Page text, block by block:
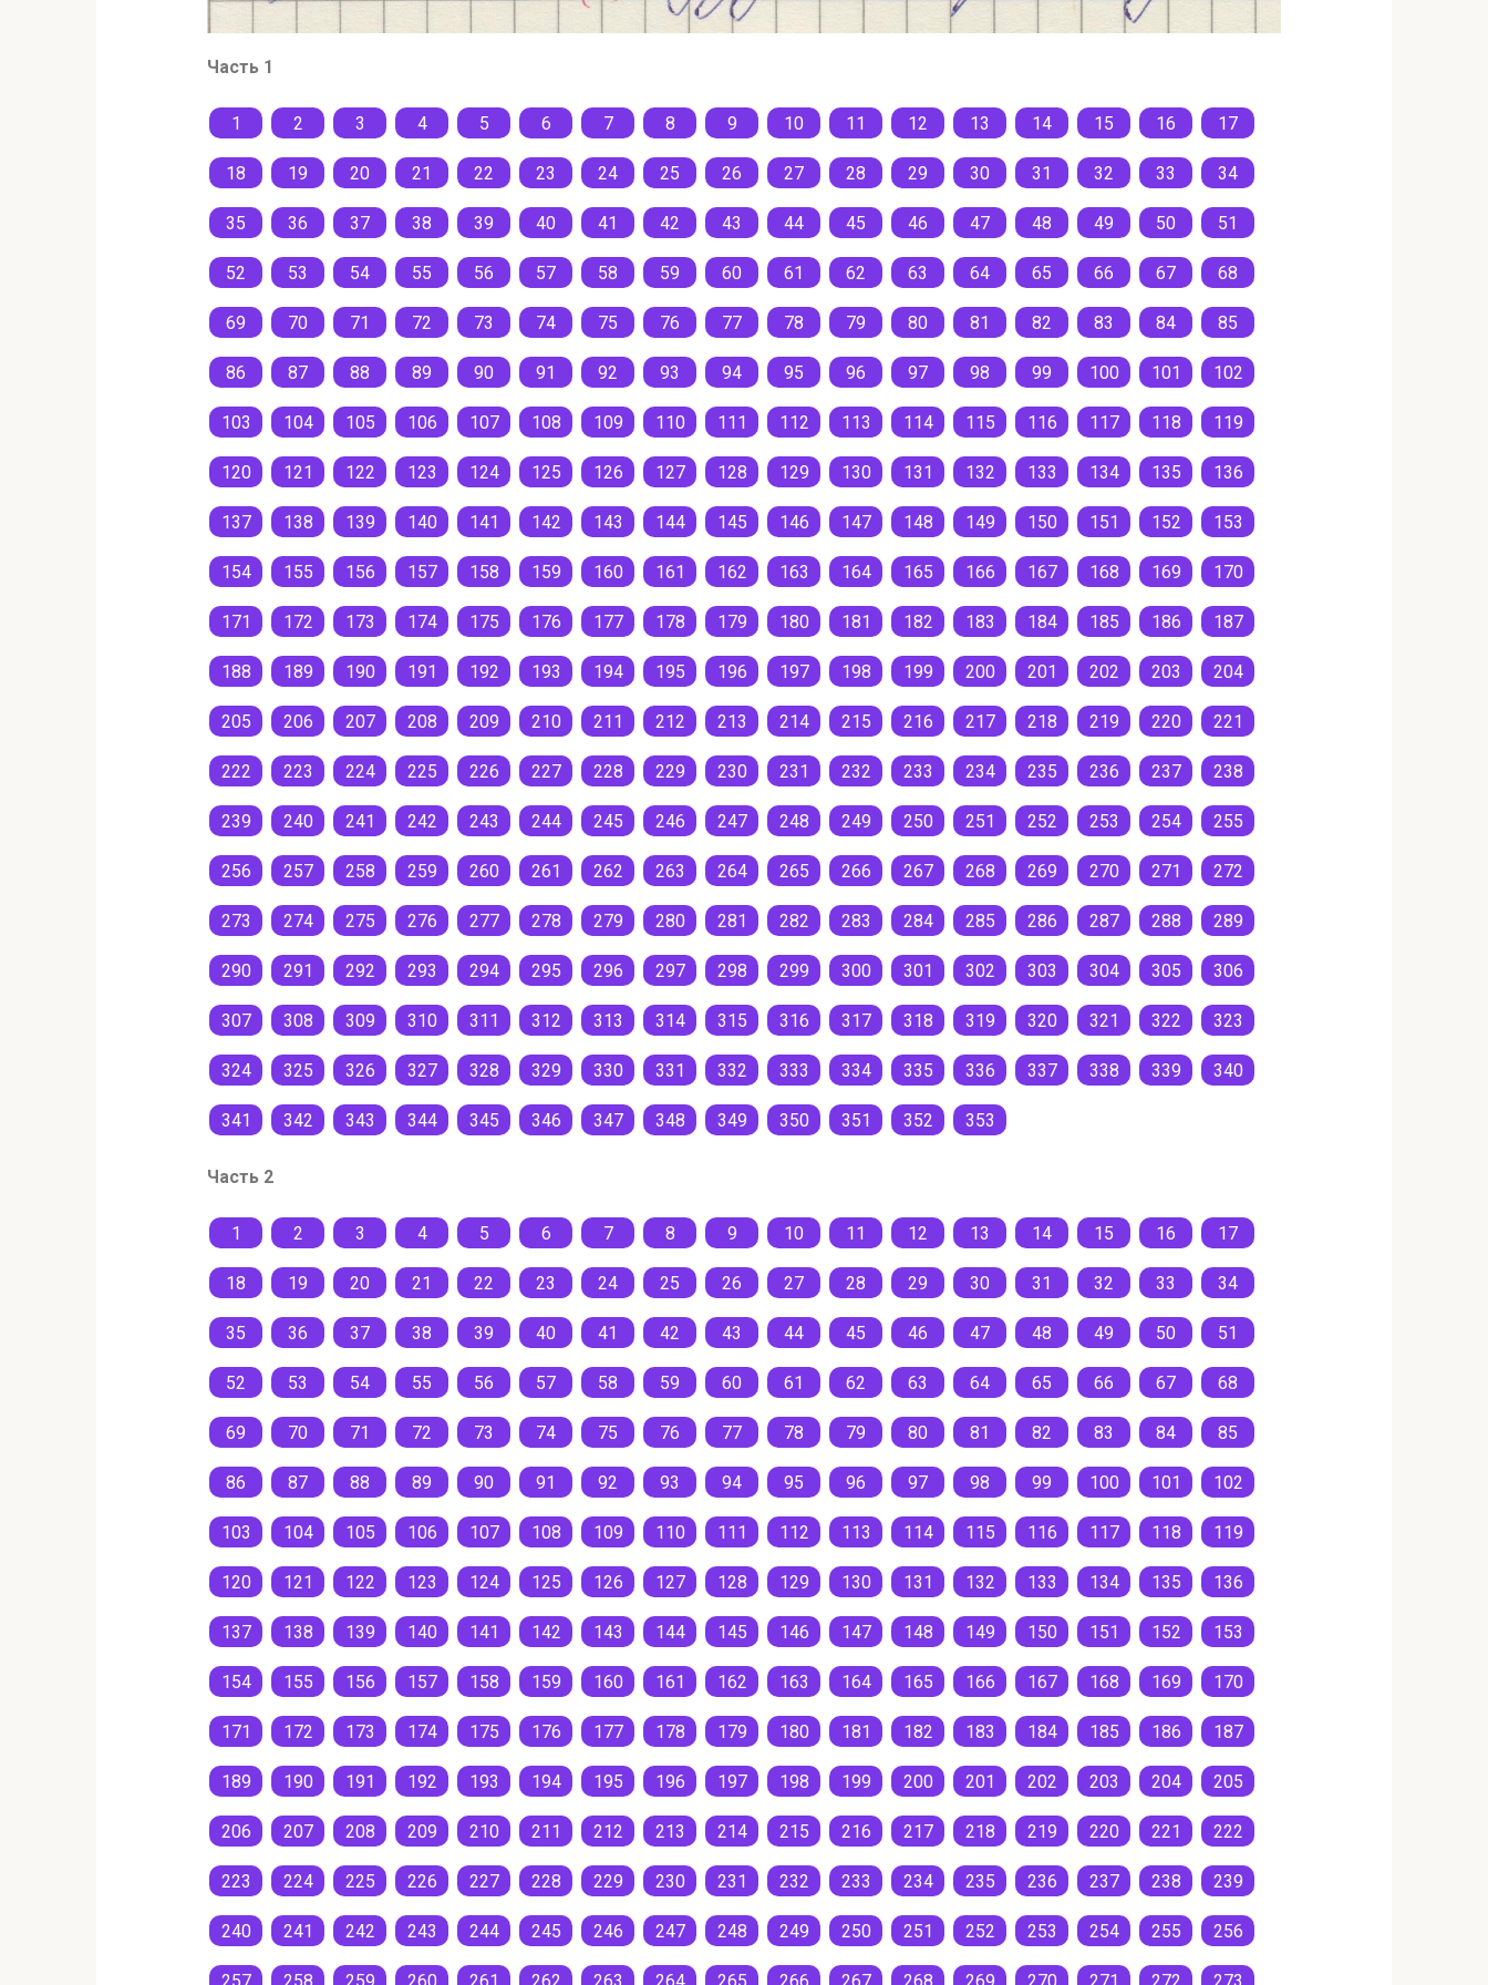
Часть 1
1 2 3 4 5 6 7 8 9 10 11 12 13 14 15 16 17
18 19 20 21 22 23 24 25 26 27 28 29 30 31 32 33 34
35 36 37 38 39 40 41 42 43 44 45 46 47 48 49 50 51
52 53 54 55 56 57 58 59 60 61 62 63 64 65 66 67 68
69 70 71 72 73 74 75 76 77 78 79 80 81 82 83 84 85
86 87 88 89 90 91 92 93 94 95 96 97 98 99 100 101 102
103 104 105 106 107 108 109 110 111 112 113 114 115 116 117 118 119
120 121 122 123 124 125 126 127 128 129 130 131 132 133 134 135 136
137 138 139 140 141 142 143 144 145 146 147 148 149 150 151 152 153
154 155 156 157 158 159 160 161 162 163 164 165 166 167 168 169 170
171 172 173 174 175 176 177 178 179 180 181 182 183 184 185 186 187
188 189 190 191 192 193 194 195 196 197 198 199 200 201 202 203 204
205 206 207 208 209 210 211 212 213 214 215 216 217 218 219 220 221
222 223 224 225 226 227 228 229 230 231 232 233 234 235 236 237 238
239 240 241 242 243 244 245 246 247 248 249 250 251 252 253 254 255
256 257 258 259 260 261 262 263 264 265 266 267 268 269 270 271 272
273 274 275 276 277 278 279 280 281 282 283 284 285 286 287 288 289
290 291 292 293 294 295 296 297 298 299 300 301 302 303 304 305 306
307 308 309 310 311 312 313 314 315 316 317 318 319 320 321 322 323
324 325 326 327 328 329 330 331 332 333 334 335 336 337 338 339 340
341 342 343 344 345 346 347 348 349 350 351 352 353
Часть 2
1 2 3 4 5 6 7 8 9 10 11 12 13 14 15 16 17
18 19 20 21 22 23 24 25 26 27 28 29 30 31 32 33 34
35 36 37 38 39 40 41 42 43 44 45 46 47 48 49 50 51
52 53 54 55 56 57 58 59 60 61 62 63 64 65 66 67 68
69 70 71 72 73 74 75 76 77 78 79 80 81 82 83 84 85
86 87 88 89 90 91 92 93 94 95 96 97 98 99 100 101 102
103 104 105 106 107 108 109 110 111 112 113 114 115 116 117 118 119
120 121 122 123 124 125 126 127 128 129 130 131 132 133 134 135 136
137 138 139 140 141 142 143 144 145 146 147 148 149 150 151 152 153
154 155 156 157 158 159 160 161 162 163 164 165 166 167 168 169 170
171 172 173 174 175 176 177 178 179 180 181 182 183 184 185 186 187
189 190 191 192 193 194 195 196 197 198 199 200 201 202 203 204 205
206 207 208 209 210 211 212 213 214 215 216 217 218 219 220 221 222
223 224 225 226 227 228 229 230 231 232 233 234 235 236 237 238 239
240 241 242 243 244 245 246 247 248 249 250 251 252 253 254 255 256